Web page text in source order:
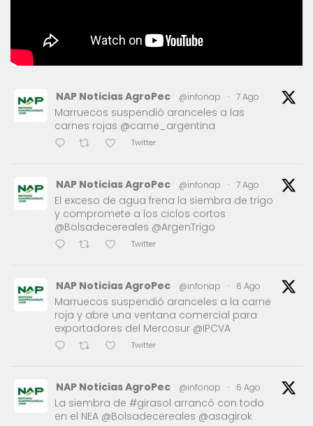
NAP Noticias AgroPec @infonap · 7 Ago
Marruecos suspendió aranceles a las
carnes rojas @carne_argentina
Twitter
NAP Noticias AgroPec @infonap · 7 Ago
El exceso de agua frena la siembra de trigo
y compromete a los ciclos cortos
@Bolsadecereales @ArgenTrigo
Twitter
NAP Noticias AgroPec @infonap · 6 Ago
Marruecos suspendió aranceles a la carne
roja y abre una ventana comercial para
exportadores del Mercosur @IPCVA
Twitter
NAP Noticias AgroPec @infonap · 6 Ago
La siembra de #girasol arrancó con todo
en el NEA @Bolsadecereales @asagirok